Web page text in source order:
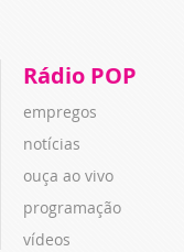
Rádio POP
empregos
notícias
ouça ao vivo
programação
vídeos